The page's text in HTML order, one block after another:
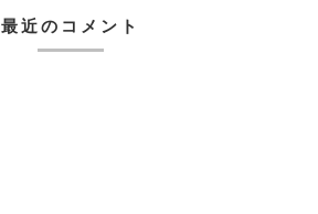
最近のコメント